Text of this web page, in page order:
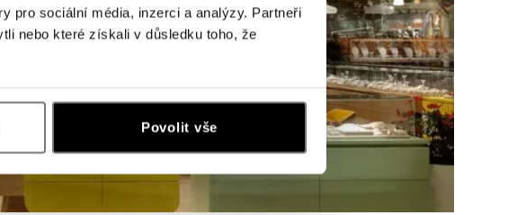
pro sociální média, inzerci a analýzy. Partneři
nebo které získali v důsledku toho, že
Povolit vše